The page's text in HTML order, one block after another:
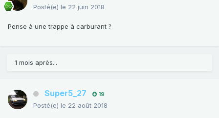
Posté(e) le 22 juin 2018
Pense à une trappe à carburant ?
1 mois après...
Super5_27 19
Posté(e) le 22 août 2018